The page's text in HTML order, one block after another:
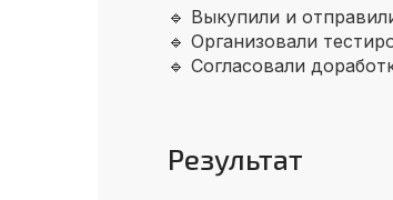
Результат
🔹 Выкупили и
🔹 Организовали
🔹 Согласовали